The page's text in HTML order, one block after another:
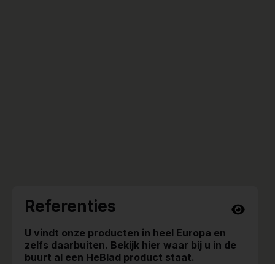
Referenties
U vindt onze producten in heel Europa en
zelfs daarbuiten. Bekijk hier waar bij u in de
buurt al een HeBlad product staat.